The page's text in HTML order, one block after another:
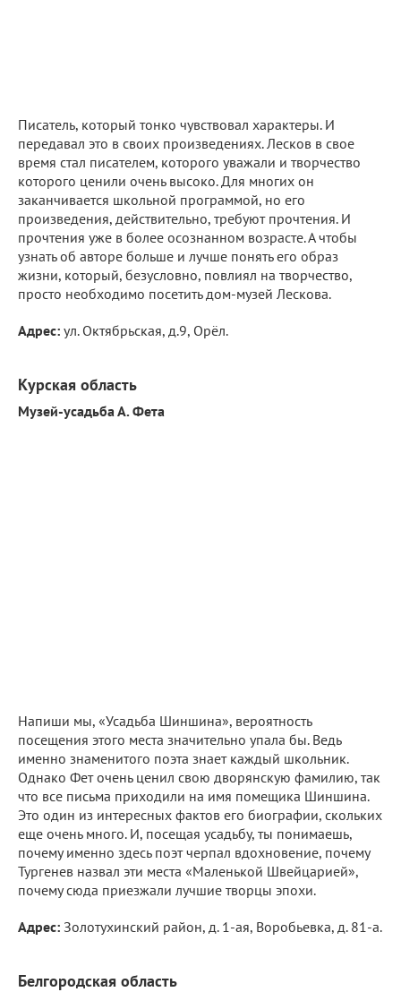
Писатель, который тонко чувствовал характеры. И
передавал это в своих произведениях. Лесков в свое
время стал писателем, которого уважали и творчество
которого ценили очень высоко. Для многих он
заканчивается школьной программой, но его
произведения, действительно, требуют прочтения. И
прочтения уже в более осознанном возрасте. А чтобы
узнать об авторе больше и лучше понять его образ
жизни, который, безусловно, повлиял на творчество,
просто необходимо посетить дом-музей Лескова.
Адрес: ул. Октябрьская, д.9, Орёл.
Курская область
Музей-усадьба А. Фета
Напиши мы, «Усадьба Шиншина», вероятность
посещения этого места значительно упала бы. Ведь
именно знаменитого поэта знает каждый школьник.
Однако Фет очень ценил свою дворянскую фамилию, так
что все письма приходили на имя помещика Шиншина.
Это один из интересных фактов его биографии, скольких
еще очень много. И, посещая усадьбу, ты понимаешь,
почему именно здесь поэт черпал вдохновение, почему
Тургенев назвал эти места «Маленькой Швейцарией»,
почему сюда приезжали лучшие творцы эпохи.
Адрес: Золотухинский район, д. 1-ая, Воробьевка, д. 81-а.
Белгородская область